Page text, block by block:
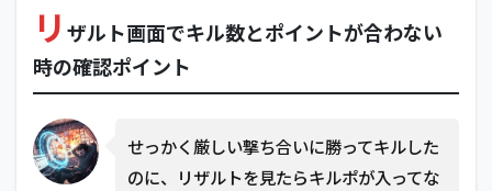
リ ザルト画面でキル数とポイントが合わない
時の確認ポイント
せっかく厳しい撃ち合いに勝ってキルした
のに、リザルトを見たらキルポが入ってな